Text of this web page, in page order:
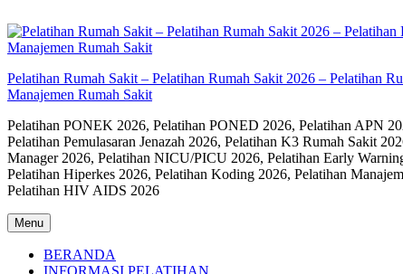
to
content
Pelatihan Rumah Sakit – Pelatihan Rumah Sakit 2026 – Pelatihan
Manajemen Rumah Sakit
Pelatihan PONEK 2026, Pelatihan PONED 2026, Pelatihan APN
Pelatihan Pemulasaran Jenazah 2026, Pelatihan K3 Rumah Sakit
Manager 2026, Pelatihan NICU/PICU 2026, Pelatihan Early
Pelatihan Hiperkes 2026, Pelatihan Koding 2026, Pelatihan
Pelatihan HIV AIDS 2026
Menu
BERANDA
INFORMASI PELATIHAN